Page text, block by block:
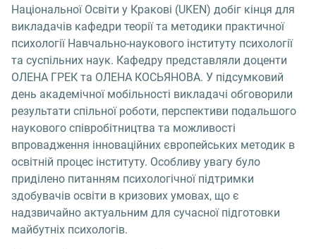
Національної Освіти у Кракові (UKEN) добіг кінця для
викладачів кафедри теорії та методики практичної
психології Навчально-наукового інституту психології
та суспільних наук. Кафедру представляли доценти
ОЛЕНА ГРЕК та ОЛЕНА КОСЬЯНОВА. У підсумковий
день академічної мобільності викладачі обговорили
результати спільної роботи, перспективи подальшого
наукового співробітництва та можливості
впровадження інноваційних європейських методик в
освітній процес інституту. Особливу увагу було
приділено питанням психологічної підтримки
здобувачів освіти в кризових умовах, що є
надзвичайно актуальним для сучасної підготовки
майбутніх психологів.